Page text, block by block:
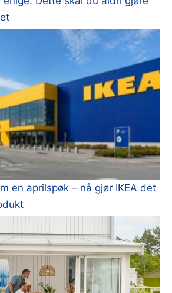
en aprilspøk – nå gjør IKEA det